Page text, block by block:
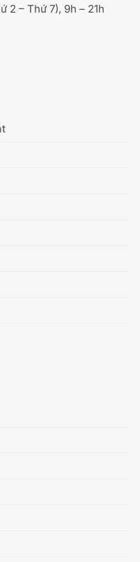
2 – Thứ 7), 9h – 21h